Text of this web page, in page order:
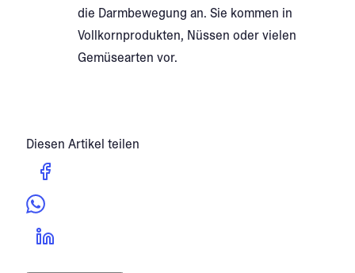
die Darmbewegung an. Sie kommen in
Vollkornprodukten, Nüssen oder vielen
Gemüsearten vor.
Diesen Artikel teilen